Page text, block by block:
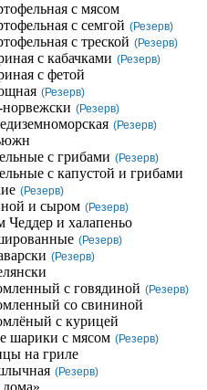
с мясом
с семгой (Резерв)
с треской (Резерв)
с кабачками (Резерв)
с фетой
(Резерв)
норвежски (Резерв)
(Резерв)
с грибами (Резерв)
с капустой и грибами
(Резерв)
и сыром (Резерв)
Чеддер и халапеньо
(Резерв)
(Резерв)
с говядиной (Резерв)
со свининой
с курицей
шарики с мясом (Резерв)
на гриле
(Резерв)